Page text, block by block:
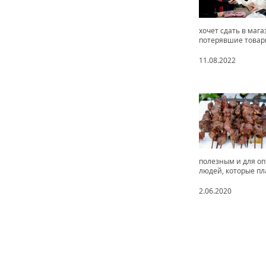
хочет сдать в
потерявшие
11.08.2022
полезным и для
людей, которые
2.06.2020